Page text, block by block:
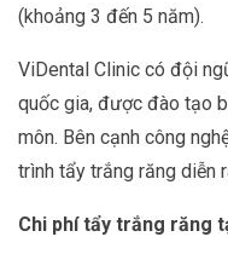
(khoảng 3 đến 5 năm).
ViDental Clinic có đội
quốc gia, được đào tạo
môn. Bên cạnh công
trình tẩy trắng răng diễn
Chi phí tẩy trắng răng